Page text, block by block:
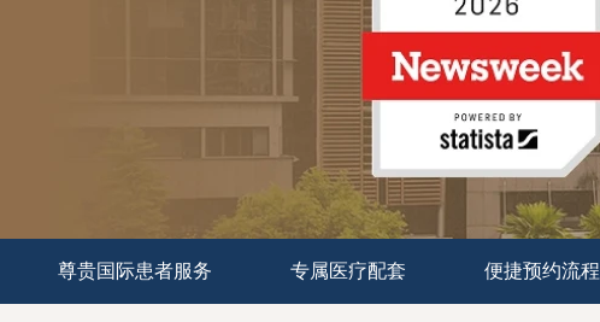
尊贵国际患者服务 专属医疗配套 便捷预约流程